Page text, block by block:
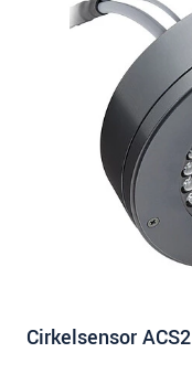
Cirkelsensor ACS2